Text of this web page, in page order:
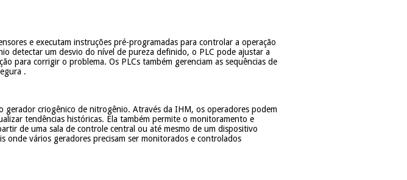
e executam instruções pré-programadas para controlar a operação
detectar um desvio do nível de pureza definido, o PLC pode ajustar a
para corrigir o problema. Os PLCs também gerenciam as sequências de
.
criogênico de nitrogênio. Através da IHM, os operadores podem
tendências históricas. Ela também permite o monitoramento e
de uma sala de controle central ou até mesmo de um dispositivo
onde vários geradores precisam ser monitorados e controlados